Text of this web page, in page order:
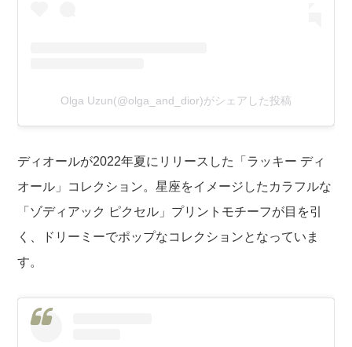
Olga Uzun(@olga_and_dior)がシェアした投稿
ディオールが2022年夏にリリースした「ラッキー ディ
オール」コレクション。星座をイメージしたカラフルな
「ゾディアック ピクセル」プリントモチーフが目を引
く、ドリーミーでポップなコレクションとなっていま
す。